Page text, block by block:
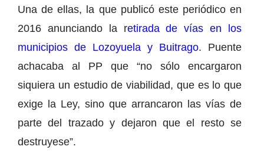
Una de ellas, la que publicó este periódico en
2016 anunciando la retirada de vías en los
municipios de Lozoyuela y Buitrago. Puente
achacaba al PP que “no sólo encargaron
siquiera un estudio de viabilidad, que es lo que
exige la Ley, sino que arrancaron las vías de
parte del trazado y dejaron que el resto se
destruyese”.